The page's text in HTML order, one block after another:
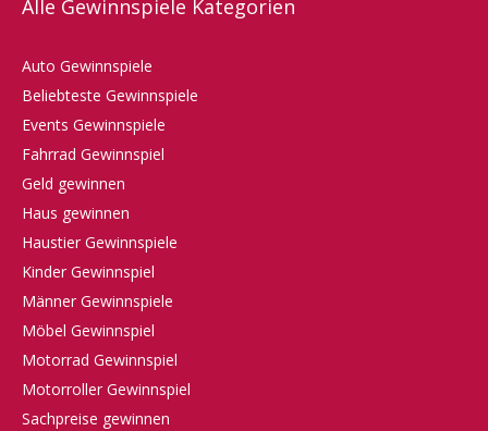
Alle Gewinnspiele Kategorien
Auto Gewinnspiele
Beliebteste Gewinnspiele
Events Gewinnspiele
Fahrrad Gewinnspiel
Geld gewinnen
Haus gewinnen
Haustier Gewinnspiele
Kinder Gewinnspiel
Männer Gewinnspiele
Möbel Gewinnspiel
Motorrad Gewinnspiel
Motorroller Gewinnspiel
Sachpreise gewinnen